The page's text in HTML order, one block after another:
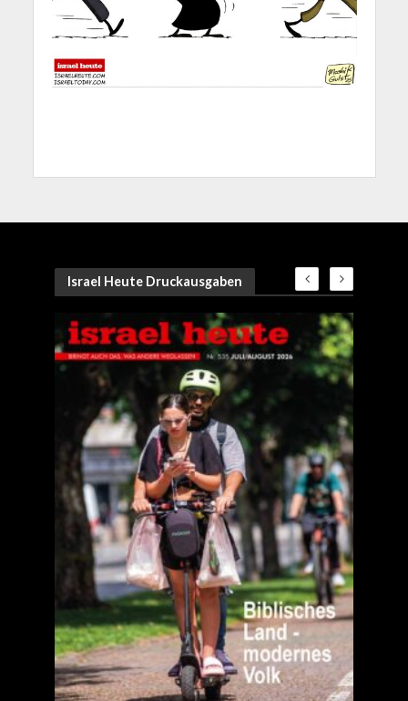
Israel Heute Druckausgaben